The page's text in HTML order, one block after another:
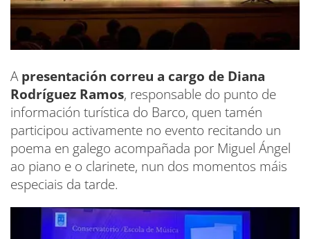
Apresentación correu a cargo de Diana
Rodríguez Ramos, responsable do punto de
información turística do Barco, quen tamén
participou activamente no evento recitando un
poema en galego acompañada por Miguel Ángel
ao piano e o clarinete, nun dos momentos máis
especiais da tarde.